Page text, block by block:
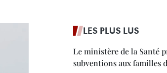
LES PLUS LUS
Le ministère de la Santé
subventions aux familles